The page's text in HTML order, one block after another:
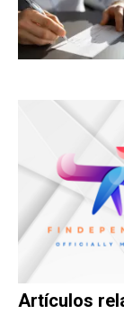
Artículos